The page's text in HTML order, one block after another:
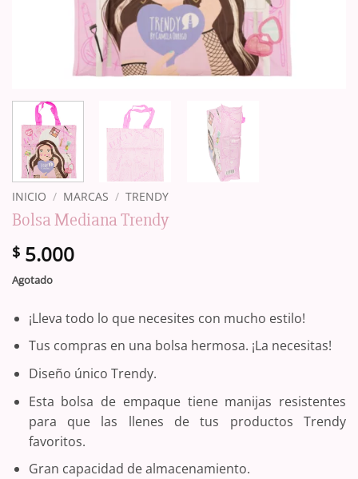
INICIO / MARCAS / TRENDY
Bolsa Mediana Trendy
$ 5.000
Agotado
¡Lleva todo lo que necesites con mucho estilo!
Tus compras en una bolsa hermosa. ¡La necesitas!
Diseño único Trendy.
Esta bolsa de empaque tiene manijas resistentes
para que las llenes de tus productos Trendy
favoritos.
Gran capacidad de almacenamiento.